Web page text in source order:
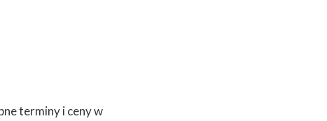
terminy i ceny w